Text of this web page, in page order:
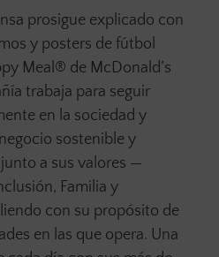
prosigue explicado con
y posters de fútbol
Meal® de McDonald’s
trabaja para seguir
en la sociedad y
sostenible y
a sus valores —
Familia y
con su propósito de
en las que opera. Una